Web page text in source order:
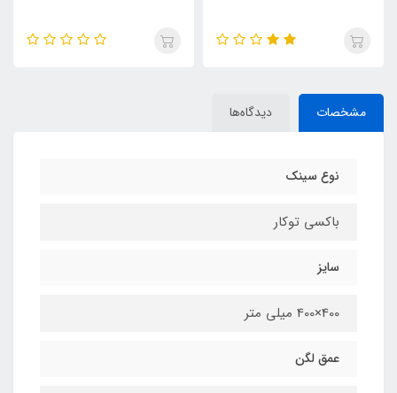
مشخصات دیدگاه‌ها
نوع سینک
باکسی توکار
سایز
400×400 میلی متر
عمق لگن